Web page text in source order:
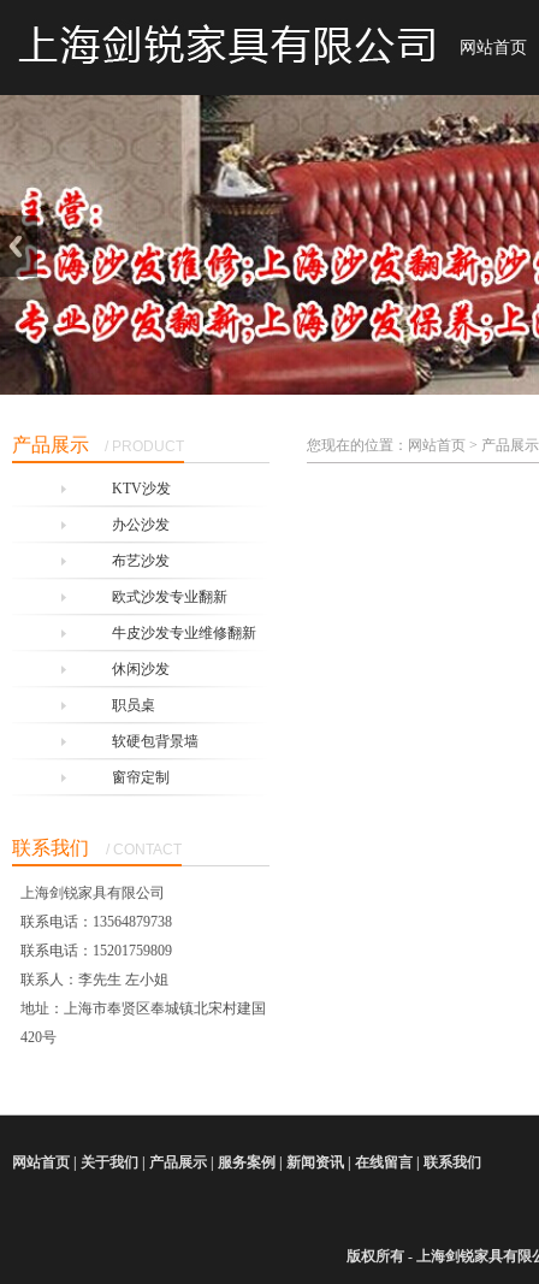
网站首页
产品展示 / PRODUCT
KTV沙发
办公沙发
布艺沙发
欧式沙发专业翻新
牛皮沙发专业维修翻新
休闲沙发
职员桌
软硬包背景墙
窗帘定制
联系我们 / CONTACT
上海剑锐家具有限公司
联系电话：13564879738
联系电话：15201759809
联系人：李先生 左小姐
地址：上海市奉贤区奉城镇北宋村建国
420号
您现在的位置：网站首页 > 产品展示
网站首页 关于我们 产品展示 服务案例 新闻资讯 在线留言 联系我们
版权所有 - 上海剑锐家具有限